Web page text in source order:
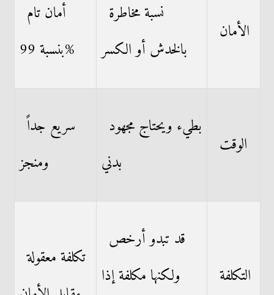
الأمان
نسبة مخاطرة
بالخدش أو الكسر
أمان تام
بنسبة 99%
الوقت
بطيء ويحتاج مجهود
بدني
سريع جداً
ومنجز
التكلفة
قد تبدو أرخص
ولكنها مكلفة إذا
تكلفة معقولة